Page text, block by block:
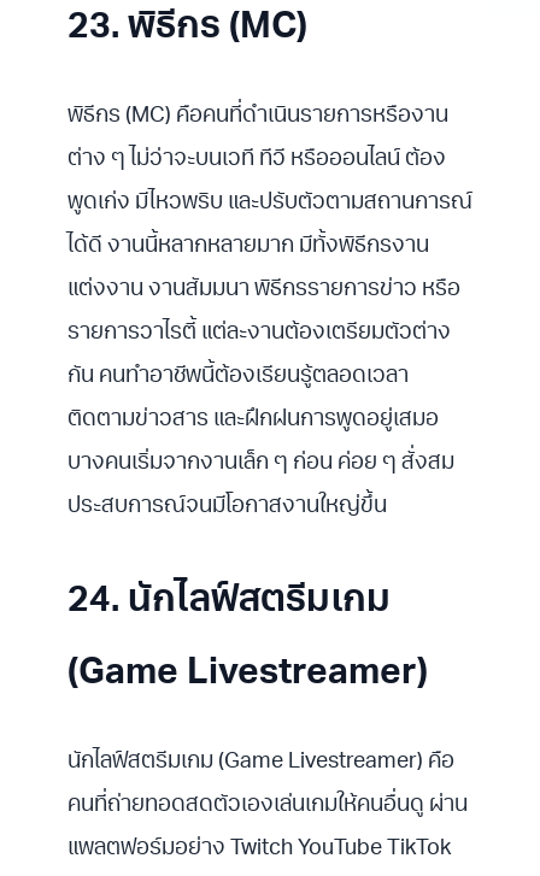
23. พิธีกร (MC)
พิธีกร (MC) คือคนที่ดำเนินรายการหรืองาน
ต่าง ๆ ไม่ว่าจะบนเวที ทีวี หรือออนไลน์ ต้อง
พูดเก่ง มีไหวพริบ และปรับตัวตามสถานการณ์
ได้ดี งานนี้หลากหลายมาก มีทั้งพิธีกรงาน
แต่งงาน งานสัมมนา พิธีกรรายการข่าว หรือ
รายการวาไรตี้ แต่ละงานต้องเตรียมตัวต่าง
กัน คนทำอาชีพนี้ต้องเรียนรู้ตลอดเวลา
ติดตามข่าวสาร และฝึกฝนการพูดอยู่เสมอ
บางคนเริ่มจากงานเล็ก ๆ ก่อน ค่อย ๆ สั่งสม
ประสบการณ์จนมีโอกาสงานใหญ่ขึ้น
24. นักไลฟ์สตรีมเกม
(Game Livestreamer)
นักไลฟ์สตรีมเกม (Game Livestreamer) คือ
คนที่ถ่ายทอดสดตัวเองเล่นเกมให้คนอื่นดู ผ่าน
แพลตฟอร์มอย่าง Twitch YouTube TikTok